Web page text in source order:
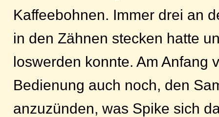
Kaffeebohnen. Immer drei an
in den Zähnen stecken hatte
loswerden konnte. Am Anfang
Bedienung auch noch, den
anzuzünden, was Spike sich